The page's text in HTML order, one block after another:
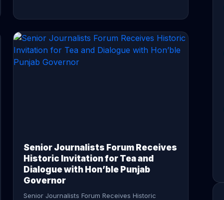
Senior Journalists Forum Receives
Historic Invitation for Tea and
Dialogue with Hon’ble Punjab
Governor
Senior Journalists Forum Receives Historic